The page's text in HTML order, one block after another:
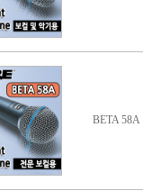
BETA 58A